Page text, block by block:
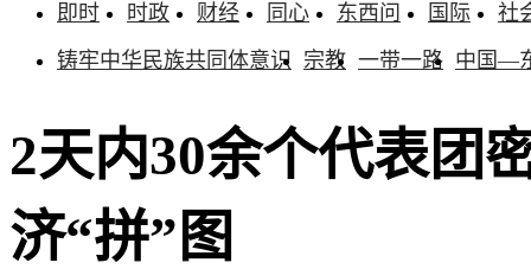
即时 时政 财经 同心 东西问 国际
社
铸牢中华民族共同体意识 宗教 一带一路 中国—
2天内30余个代表团
济“拼”图